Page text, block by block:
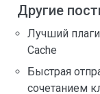
Другие
Лучший
Cache
Быстрая
сочетанием